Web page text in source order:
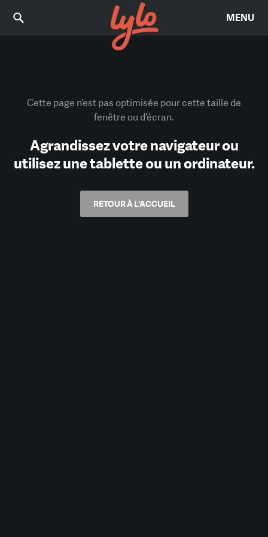
MENU
Cette page n’est pas optimisée pour cette taille de
fenêtre ou d’écran.
Agrandissez votre navigateur ou
utilisez une tablette ou un ordinateur.
RETOUR À L'ACCUEIL